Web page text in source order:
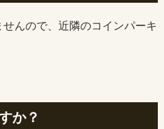
んので、近隣のコインパーキ
か？